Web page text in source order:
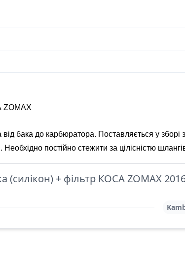
ZOMAX
бака до карбюратора. Поставляється у
Необхідно постійно стежити за цілісністю
(силікон) + фільтр КОСА ZOMAX